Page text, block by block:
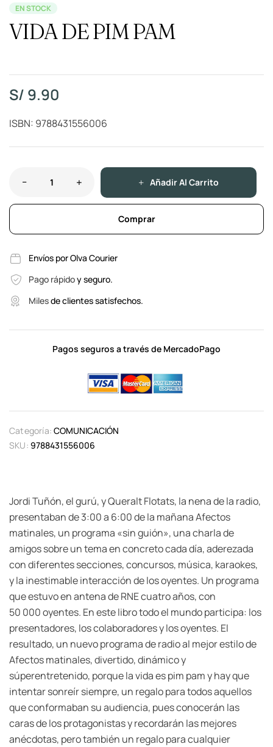
EN STOCK
VIDA DE PIM PAM
S/ 9.90
ISBN: 9788431556006
Añadir Al Carrito
Comprar
Envíos por Olva Courier
Pago rápidoy seguro.
Milesde clientes satisfechos.
Pagos seguros a través de MercadoPago
Categoría: COMUNICACIÓN
SKU: 9788431556006
Jordi Tuñón, el gurú, y Queralt Flotats, la nena de la radio,
presentaban de 3:00 a 6:00 de la mañana Afectos
matinales, un programa «sin guión», una charla de
amigos sobre un tema en concreto cada día, aderezada
con diferentes secciones, concursos, música, karaokes,
y la inestimable interacción de los oyentes. Un programa
que estuvo en antena de RNE cuatro años, con
50 000 oyentes. En este libro todo el mundo participa: los
presentadores, los colaboradores y los oyentes. El
resultado, un nuevo programa de radio al mejor estilo de
Afectos matinales, divertido, dinámico y
súperentretenido, porque la vida es pim pam y hay que
intentar sonreír siempre, un regalo para todos aquellos
que conformaban su audiencia, pues conocerán las
caras de los protagonistas y recordarán las mejores
anécdotas, pero también un regalo para cualquier